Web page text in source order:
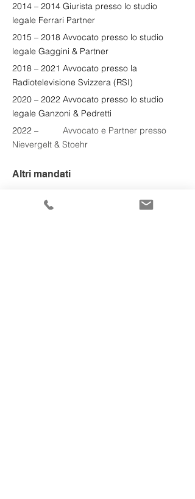
2014 – 2014 Giurista presso lo studio
legale Ferrari Partner
2015 – 2018 Avvocato presso lo studio
legale Gaggini & Partner
2018 – 2021 Avvocato presso la
Radiotelevisione Svizzera (RSI)
2020 – 2022 Avvocato presso lo studio
legale Ganzoni & Pedretti
2022 –
Avvocato e Partner presso
Nievergelt & Stoehr
Altri mandati
– Presidente Giudicatura di